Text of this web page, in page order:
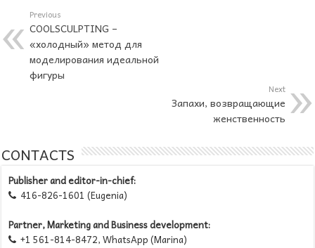
Previous
COOLSCULPTING –
«холодный» метод для
моделирования идеальной
фигуры
Next
Запахи, возвращающие
женственность
CONTACTS
Publisher and editor-in-chief:
 416-826-1601 (Eugenia)
Partner, Marketing and Business development:
 +1 561-814-8472, WhatsApp (Marina)